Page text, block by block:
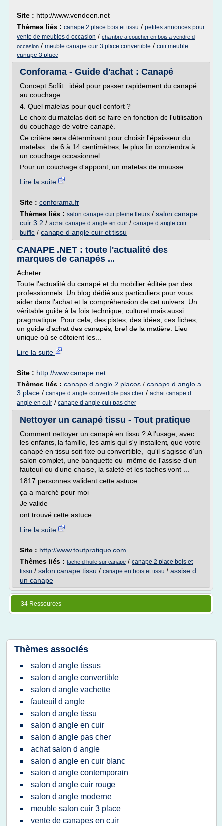
Site : http://www.vendeen.net
Thèmes liés : canape 2 place bois et tissu / petites annonces pour
vente de meubles d occasion / chambre a coucher en bois a vendre d
occasion / meuble canape cuir 3 place convertible / cuir meuble
canape 3 place
Conforama - Guide d'achat : Canapé
Concept Soflit : idéal pour passer rapidement du canapé
au couchage
4. Quel matelas pour quel confort ?
Le choix du matelas doit se faire en fonction de l'utilisation
du couchage de votre canapé.
Ce critère sera déterminant pour choisir l'épaisseur du
matelas : de 6 à 14 centimètres, le plus fin conviendra à
un couchage occasionnel.
Pour un couchage d'appoint, un matelas de mousse...
Lire la suite
Site : conforama.fr
Thèmes liés : salon canape cuir pleine fleurs / salon canape
cuir 3 2 / achat canape d angle en cuir / canape d angle cuir
buffle / canape d angle cuir et tissu
CANAPE .NET : toute l'actualité des
marques de canapés ...
Acheter
Toute l'actualité du canapé et du mobilier éditée par des
professionnels. Un blog dédié aux particuliers pour vous
aider dans l'achat et la compréhension de cet univers. Un
véritable guide à la fois technique, culturel mais aussi
pragmatique. Pour cela, des pistes, des idées, des fiches,
un guide d'achat des canapés, bref de la matière. Lieu
unique où se côtoient les...
Lire la suite
Site : http://www.canape.net
Thèmes liés : canape d angle 2 places / canape d angle a
3 place / canape d angle convertible pas cher / achat canape d
angle en cuir / canape d angle cuir pas cher
Nettoyer un canapé tissu - Tout pratique
Comment nettoyer un canapé en tissu ? A l'usage, avec
les enfants, la famille, les amis qui s'y installent, que votre
canapé en tissu soit fixe ou convertible, qu'il s'agisse d'un
salon complet, une banquette ou même de l'assise d'un
fauteuil ou d'une chaise, la saleté et les taches vont ...
1817 personnes valident cette astuce
ça a marché pour moi
Je valide
ont trouvé cette astuce...
Lire la suite
Site : http://www.toutpratique.com
Thèmes liés : tache d huile sur canape / canape 2 place bois et
tissu / salon canape tissu / canape en bois et tissu / assise d
un canape
34 Ressources
Thèmes associés
salon d angle tissus
salon d angle convertible
salon d angle vachette
fauteuil d angle
salon d angle tissu
salon d angle en cuir
salon d angle pas cher
achat salon d angle
salon d angle en cuir blanc
salon d angle contemporain
salon d angle cuir rouge
salon d angle moderne
meuble salon cuir 3 place
vente de canapes en cuir